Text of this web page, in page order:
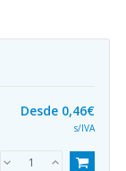
Desde 0,46€
s/IVA